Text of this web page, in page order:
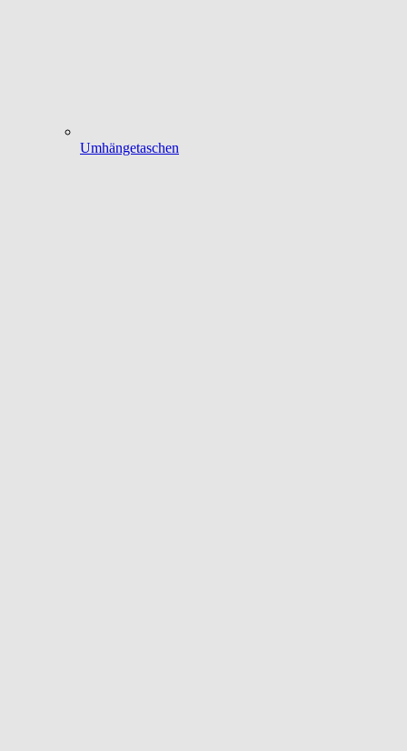
Umhängetaschen